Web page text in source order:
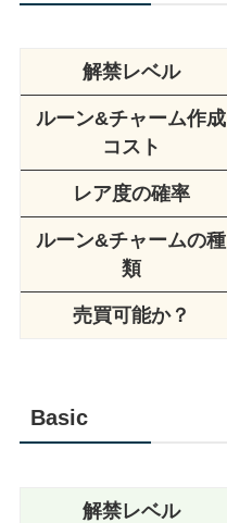
解禁レベル
ルーン&チャーム作成
コスト
レア度の確率
ルーン&チャームの種
類
売買可能か？
Basic
解禁レベル